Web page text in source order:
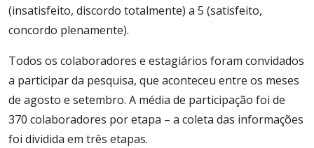
(insatisfeito, discordo totalmente) a 5 (satisfeito,
concordo plenamente).
Todos os colaboradores e estagiários foram convidados
a participar da pesquisa, que aconteceu entre os meses
de agosto e setembro. A média de participação foi de
370 colaboradores por etapa – a coleta das informações
foi dividida em três etapas.